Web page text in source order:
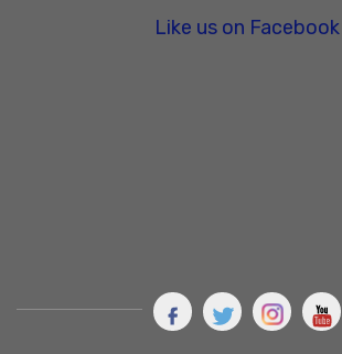
Like us on Facebook